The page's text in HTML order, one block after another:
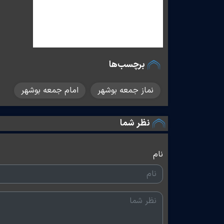
برچسب‌ها
نماز جمعه بوشهر امام جمعه بوشهر
نظر شما
نام